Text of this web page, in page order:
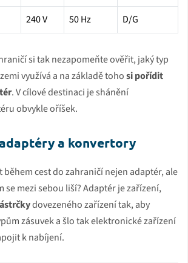
240 V 50 Hz D/G
si tak nezapomeňte ověřit, jaký typ
využívá a na základě tohosi pořídit
. V cílové destinaci je shánění
obvykle oříšek.
a konvertory
během cest do zahraničí nejen adaptér, ale
se mezi sebou liší? Adaptér je zařízení,
dovezeného zařízení tak, aby
zásuvek a šlo tak elektronické zařízení
k nabíjení.